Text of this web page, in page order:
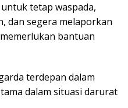
tetap waspada,
dan segera melaporkan
bantuan
terdepan dalam
dalam situasi darurat